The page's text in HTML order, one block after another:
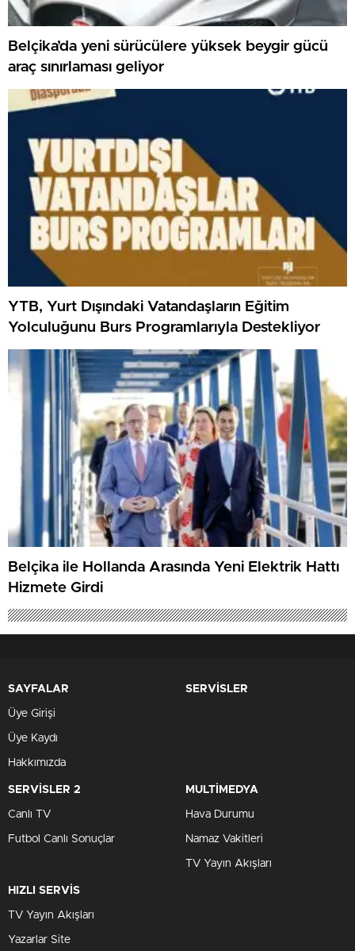
Belçika’da yeni sürücülere yüksek beygir gücü
araç sınırlaması geliyor
YTB, Yurt Dışındaki Vatandaşların Eğitim
Yolculuğunu Burs Programlarıyla Destekliyor
Belçika ile Hollanda Arasında Yeni Elektrik Hattı
Hizmete Girdi
SAYFALAR
Üye Girişi
Üye Kaydı
Hakkımızda
SERVİSLER
SERVİSLER 2
Canlı TV
Futbol Canlı Sonuçlar
MULTİMEDYA
Hava Durumu
Namaz Vakitleri
TV Yayın Akışları
HIZLI SERVİS
TV Yayın Akışları
Yazarlar Site